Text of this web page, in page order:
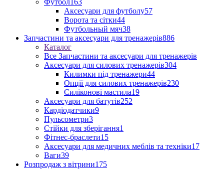
Футбол163
Аксесуари для футболу57
Ворота та сітки44
Футбольный мяч38
Запчастини та аксесуари для тренажерів886
Каталог
Все Запчастини та аксесуари для тренажерів
Аксесуари для силових тренажерів304
Килимки під тренажери44
Опції для силових тренажерів230
Силіконові мастила19
Аксесуари для батутів252
Кардіодатчики9
Пульсометри3
Стійки для зберігання1
Фітнес-браслети15
Аксесуари для медичних меблів та техніки17
Ваги39
Розпродаж з вітрини175